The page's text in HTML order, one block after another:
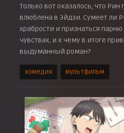
Только вот оказалось, что
влюблена в Эйдзи. Сумеет ли
храбрости и признаться
чувствах, и к чему в итоге
выдуманный роман?
комедия мультфильм